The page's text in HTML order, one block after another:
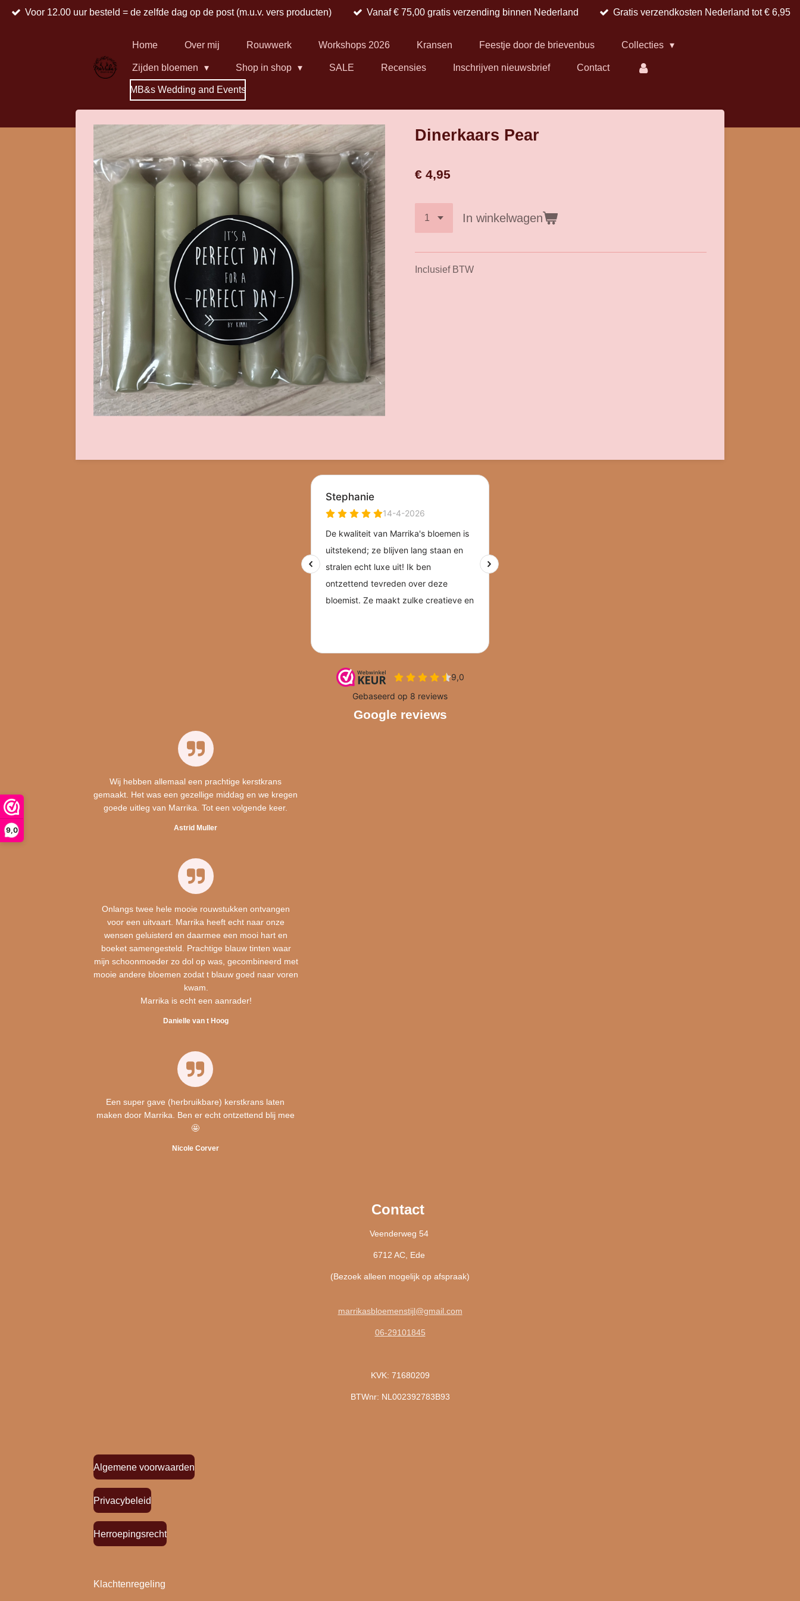
9,0
Ga
Voor 12.00 uur besteld = de zelfde dag op de post (m.u.v. vers producten) Vanaf € 75,00 gratis verzending binnen Nederland Gratis verzendkosten Nederland tot € 6,95
Home Over mij Rouwwerk Workshops 2026 Kransen Feestje door de brievenbus Collecties
Zijden bloemen Shop in shop SALE Recensies Inschrijven nieuwsbrief Contact
MB&s Wedding and Events
Dinerkaars Pear
€ 4,95
In winkelwagen
Inclusief BTW
Google reviews
Wij hebben allemaal een prachtige kerstkrans
gemaakt. Het was een gezellige middag en we kregen
goede uitleg van Marrika. Tot een volgende keer.
Astrid Muller
Onlangs twee hele mooie rouwstukken ontvangen
voor een uitvaart. Marrika heeft echt naar onze
wensen geluisterd en daarmee een mooi hart en
boeket samengesteld. Prachtige blauw tinten waar
mijn schoonmoeder zo dol op was, gecombineerd met
mooie andere bloemen zodat t blauw goed naar voren
kwam.
Marrika is echt een aanrader!
Danielle van t Hoog
Een super gave (herbruikbare) kerstkrans laten
maken door Marrika. Ben er echt ontzettend blij mee
🤩
Nicole Corver
Contact
Veenderweg 54
6712 AC, Ede
(Bezoek alleen mogelijk op afspraak)
marrikasbloemenstijl@gmail.com
06-29101845
KVK: 71680209
BTWnr: NL002392783B93
Algemene voorwaarden
Privacybeleid
Herroepingsrecht
Klachtenregeling